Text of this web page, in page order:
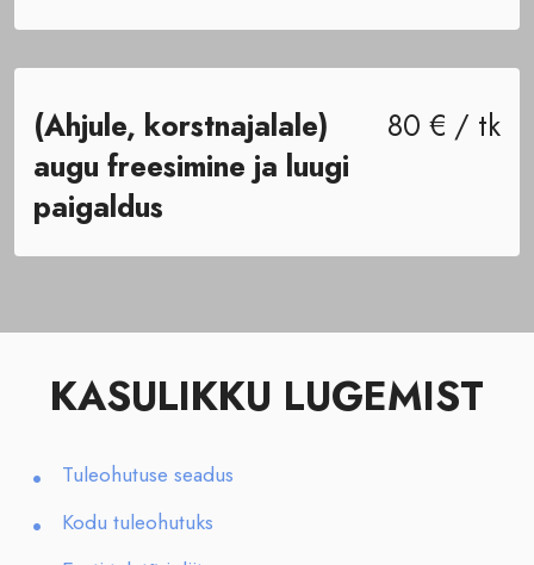
(Ahjule, korstnajalale)
augu freesimine ja luugi
paigaldus
80 € / tk
KASULIKKU LUGEMIST
Tuleohutuse seadus
Kodu tuleohutuks